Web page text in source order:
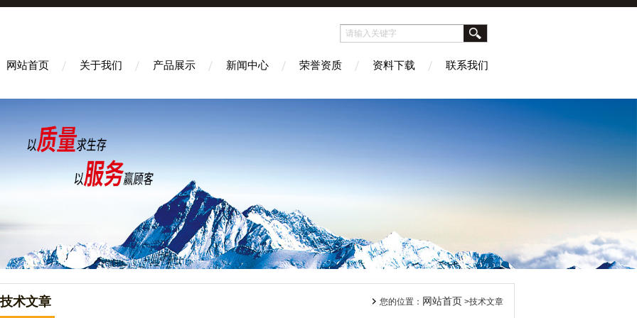
网站首页 关于我们 产品展示 新闻中心 荣誉资质 资料下载 联系我们
技术文章 您的位置： 网站首页 >技术文章